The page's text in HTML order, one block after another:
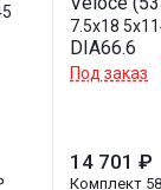
7.5x18
DIA66.6
Под заказ
14 701 ₽
Комплект